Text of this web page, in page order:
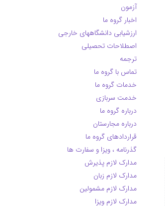
آزمون
اخبار گروه ما
ارزشیابی دانشگاههای خارجی
اصطلاحات تحصیلی
ترجمه
تماس با گروه ما
خدمات گروه ما
خدمت سربازی
درباره گروه ما
درباره مجارستان
قراردادهای گروه ما
گذرنامه ، ویزا و سفارت ها
مدارک لازم پذیرش
مدارک لازم زبان
مدارک لازم مشمولین
مدارک لازم ویزا